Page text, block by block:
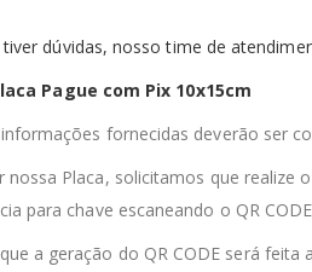
tiver dúvidas, nosso time de
Pague com Pix 10x15cm
fornecidas deverão ser
nossa Placa, solicitamos que
para chave escaneando o QR
a geração do QR CODE será